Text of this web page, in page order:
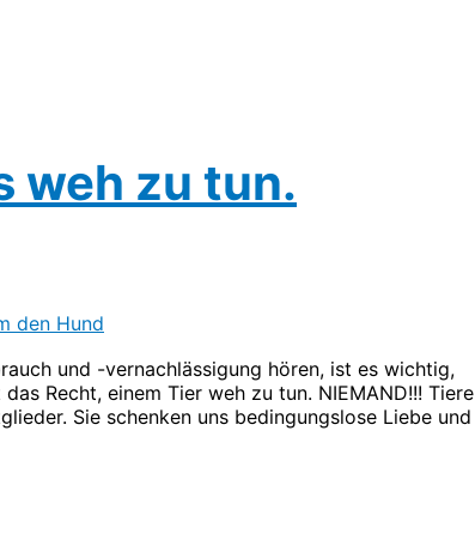
weh zu tun.
den Hund
und -vernachlässigung hören, ist es wichtig,
Recht, einem Tier weh zu tun. NIEMAND!!! Tiere
Sie schenken uns bedingungslose Liebe und